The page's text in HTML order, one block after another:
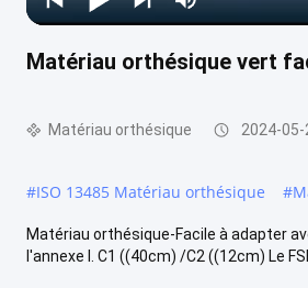
Matériau orthésique vert
Matériau orthésique 2024-05-
#ISO 13485 Matériau orthésique #
Matériau orthésique-Facile à adapter
l'annexe I. C1 ((40cm) /C2 ((12cm) Le